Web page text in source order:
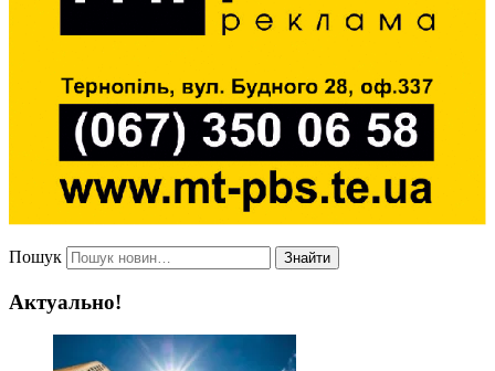
Пошук Знайти
Актуально!